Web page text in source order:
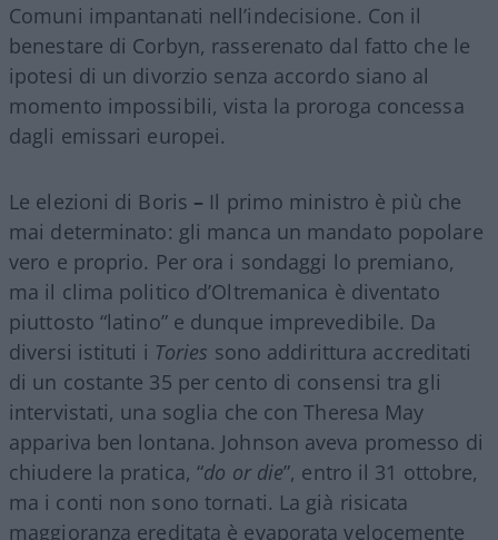
Comuni impantanati nell’indecisione. Con il
benestare di Corbyn, rasserenato dal fatto che le
ipotesi di un divorzio senza accordo siano al
momento impossibili, vista la proroga concessa
dagli emissari europei.
Le elezioni di Boris – Il primo ministro è più che
mai determinato: gli manca un mandato popolare
vero e proprio. Per ora i sondaggi lo premiano,
ma il clima politico d’Oltremanica è diventato
piuttosto “latino” e dunque imprevedibile. Da
diversi istituti i Tories sono addirittura accreditati
di un costante 35 per cento di consensi tra gli
intervistati, una soglia che con Theresa May
appariva ben lontana. Johnson aveva promesso di
chiudere la pratica, “do or die”, entro il 31 ottobre,
ma i conti non sono tornati. La già risicata
maggioranza ereditata è evaporata velocemente